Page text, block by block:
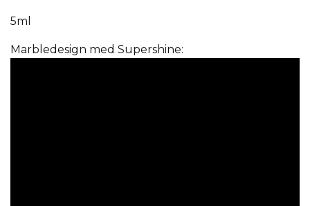
5ml
Marbledesign med Supershine: